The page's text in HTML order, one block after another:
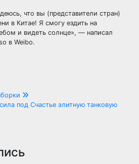
что вы (представители стран)
в Китае! Я смогу ездить на
и видеть солнце», — написал
в Weibo.
под Счастье элитную танковую